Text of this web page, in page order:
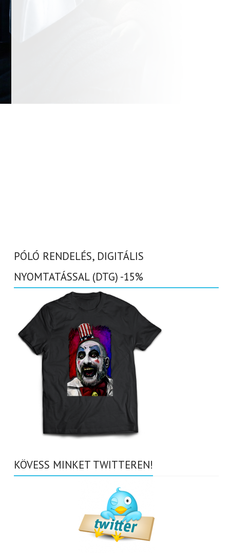
PÓLÓ RENDELÉS, DIGITÁLIS
NYOMTATÁSSAL (DTG) -15%
KÖVESS MINKET TWITTEREN!